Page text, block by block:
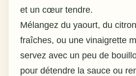
et un cœur tendre.
Mélangez du yaourt, du
fraîches, ou une vinaigrette
servez avec un peu de
pour détendre la sauce ou